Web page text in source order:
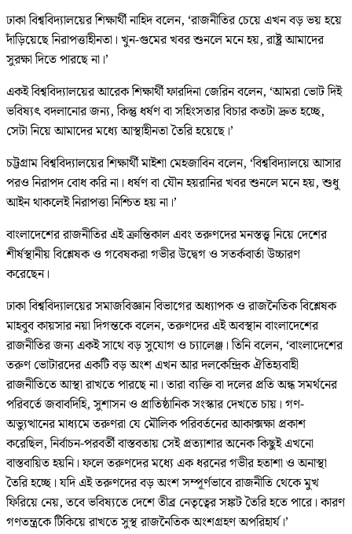
ঢাকা বিশ্ববিদ্যালয়ের শিক্ষার্থী নাহিদ বলেন, ‘রাজনীতির চেয়ে এখন বড় ভয় হয়ে
দাঁড়িয়েছে নিরাপত্তাহীনতা। খুন-গুমের খবর শুনলে মনে হয়, রাষ্ট্র আমাদের
সুরক্ষা দিতে পারছে না।’
একই বিশ্ববিদ্যালয়ের আরেক শিক্ষার্থী ফারদিনা জেরিন বলেন, ‘আমরা ভোট দিই
ভবিষ্যৎ বদলানোর জন্য, কিন্তু ধর্ষণ বা সহিংসতার বিচার কতটা দ্রুত হচ্ছে,
সেটা নিয়ে আমাদের মধ্যে আস্থাহীনতা তৈরি হয়েছে।’
চট্টগ্রাম বিশ্ববিদ্যালয়ের শিক্ষার্থী মাইশা মেহজাবিন বলেন, ‘বিশ্ববিদ্যালয়ে আসার
পরও নিরাপদ বোধ করি না। ধর্ষণ বা যৌন হয়রানির খবর শুনলে মনে হয়, শুধু
আইন থাকলেই নিরাপত্তা নিশ্চিত হয় না।’
বাংলাদেশের রাজনীতির এই ক্রান্তিকাল এবং তরুণদের মনস্তত্ত্ব নিয়ে দেশের
শীর্ষস্থানীয় বিশ্লেষক ও গবেষকরা গভীর উদ্বেগ ও সতর্কবার্তা উচ্চারণ
করেছেন।
ঢাকা বিশ্ববিদ্যালয়ের সমাজবিজ্ঞান বিভাগের অধ্যাপক ও রাজনৈতিক বিশ্লেষক
মাহবুব কায়সার নয়া দিগন্তকে বলেন, তরুণদের এই অবস্থান বাংলাদেশের
রাজনীতির জন্য একই সাথে বড় সুযোগ ও চ্যালেঞ্জ। তিনি বলেন, ‘বাংলাদেশের
তরুণ ভোটারদের একটি বড় অংশ এখন আর দলকেন্দ্রিক ঐতিহ্যবাহী
রাজনীতিতে আস্থা রাখতে পারছে না। তারা ব্যক্তি বা দলের প্রতি অন্ধ সমর্থনের
পরিবর্তে জবাবদিহি, সুশাসন ও প্রাতিষ্ঠানিক সংস্কার দেখতে চায়। গণ-
অভ্যুত্থানের মাধ্যমে তরুণরা যে মৌলিক পরিবর্তনের আকাক্সক্ষা প্রকাশ
করেছিল, নির্বাচন-পরবর্তী বাস্তবতায় সেই প্রত্যাশার অনেক কিছুই এখনো
বাস্তবায়িত হয়নি। ফলে তরুণদের মধ্যে এক ধরনের গভীর হতাশা ও অনাস্থা
তৈরি হচ্ছে। যদি এই তরুণদের বড় অংশ সম্পূর্ণভাবে রাজনীতি থেকে মুখ
ফিরিয়ে নেয়, তবে ভবিষ্যতে দেশে তীব্র নেতৃত্বের সঙ্কট তৈরি হতে পারে। কারণ
গণতন্ত্রকে টিকিয়ে রাখতে সুস্থ রাজনৈতিক অংশগ্রহণ অপরিহার্য।’